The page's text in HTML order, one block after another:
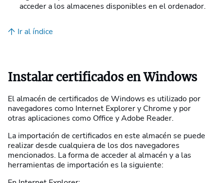
acceder a los almacenes disponibles en el ordenador.
Ir al índice
Instalar certificados en Windows
El almacén de certificados de Windows es utilizado por
navegadores como Internet Explorer y Chrome y por
otras aplicaciones como Office y Adobe Reader.
La importación de certificados en este almacén se puede
realizar desde cualquiera de los dos navegadores
mencionados. La forma de acceder al almacén y a las
herramientas de importación es la siguiente: